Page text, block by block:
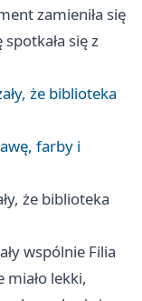
zamieniła się
się z
że biblioteka
farby i
że biblioteka
wspólnie Filia
lekki,